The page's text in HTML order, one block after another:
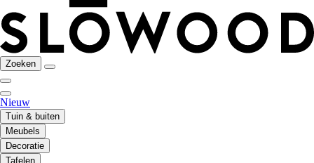
Zoeken
Nieuw
Tuin & buiten
Meubels
Decoratie
Tafelen